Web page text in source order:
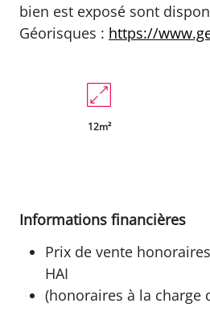
bien est exposé sont
Géorisques : https://
12m²
Informations financières
Prix de vente
HAI
(honoraires à la charge